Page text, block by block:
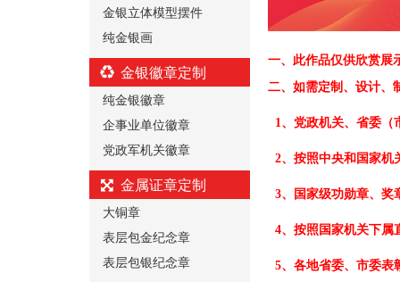
金银立体模型摆件
纯金银画
金银徽章定制
纯金银徽章
企事业单位徽章
党政军机关徽章
金属证章定制
大铜章
表层包金纪念章
表层包银纪念章
一、 此作品仅供欣赏展
二、 如需定制、设计、
1、党政机关、省委（
2、按照中央和国家机
3、国家级功勋章、奖
4、按照国家机关下属
5、各地省委、市委表